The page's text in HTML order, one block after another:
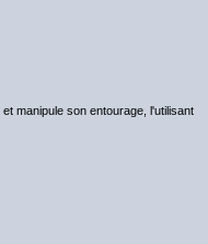
manipule son entourage, l'utilisant